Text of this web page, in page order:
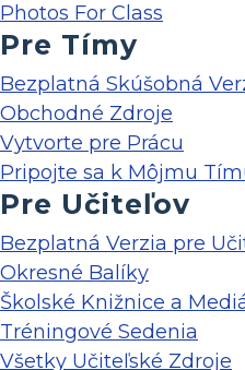
Photos For Class
Pre Tímy
Bezplatná Skúšobná
Obchodné Zdroje
Vytvorte pre Prácu
Pripojte sa k Môjmu
Pre Učiteľov
Bezplatná Verzia pre
Okresné Balíky
Školské Knižnice a
Tréningové Sedenia
Všetky Učiteľské Zdroje